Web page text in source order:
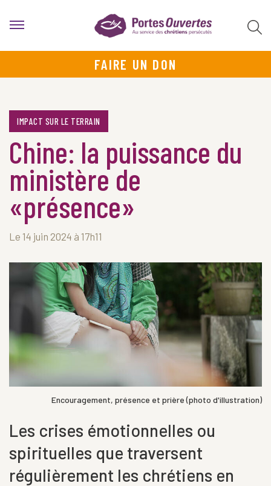
FAIRE UN DON
IMPACT SUR LE TERRAIN
Chine: la puissance du
ministère de
«présence»
Le 14 juin 2024 à 17h11
Encouragement, présence et prière (photo d'illustration)
Les crises émotionnelles ou
spirituelles que traversent
régulièrement les chrétiens en